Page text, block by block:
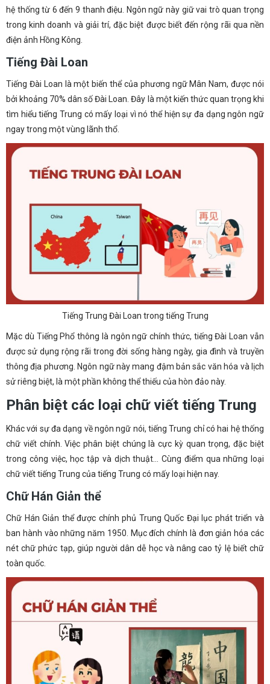
hệ thống từ 6 đến 9 thanh điệu. Ngôn ngữ này giữ vai trò quan trọng
trong kinh doanh và giải trí, đặc biệt được biết đến rộng rãi qua nền
điện ảnh Hồng Kông.
Tiếng Đài Loan
Tiếng Đài Loan là một biến thể của phương ngữ Mân Nam, được nói
bởi khoảng 70% dân số Đài Loan. Đây là một kiến thức quan trọng khi
tìm hiểu tiếng Trung có mấy loại vì nó thể hiện sự đa dạng ngôn ngữ
ngay trong một vùng lãnh thổ.
Tiếng Trung Đài Loan trong tiếng Trung
Mặc dù Tiếng Phổ thông là ngôn ngữ chính thức, tiếng Đài Loan vẫn
được sử dụng rộng rãi trong đời sống hàng ngày, gia đình và truyền
thông địa phương. Ngôn ngữ này mang đậm bản sắc văn hóa và lịch
sử riêng biệt, là một phần không thể thiếu của hòn đảo này.
Phân biệt các loại chữ viết tiếng Trung
Khác với sự đa dạng về ngôn ngữ nói, tiếng Trung chỉ có hai hệ thống
chữ viết chính. Việc phân biệt chúng là cực kỳ quan trọng, đặc biệt
trong công việc, học tập và dịch thuật… Cùng điểm qua những loại
chữ viết tiếng Trung của tiếng Trung có mấy loại hiện nay.
Chữ Hán Giản thể
Chữ Hán Giản thể được chính phủ Trung Quốc Đại lục phát triển và
ban hành vào những năm 1950. Mục đích chính là đơn giản hóa các
nét chữ phức tạp, giúp người dân dễ học và nâng cao tỷ lệ biết chữ
toàn quốc.